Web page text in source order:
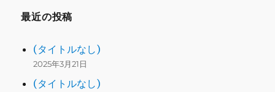
最近の投稿
(タイトルなし)
2025年3月21日
(タイトルなし)